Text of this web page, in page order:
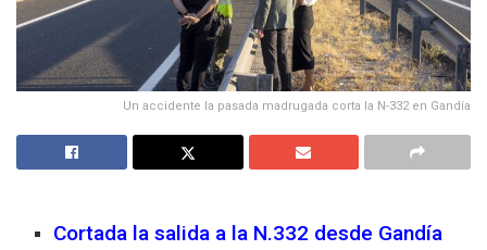
Un accidente la pasada madrugada corta la N-332 en Gandía
Cortada la salida a la N.332 desde Gandía